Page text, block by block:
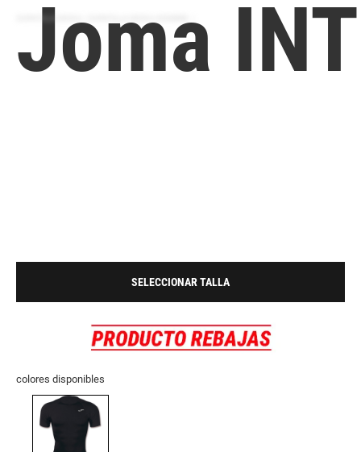
Joma
SELECCIONAR TALLA
colores disponibles